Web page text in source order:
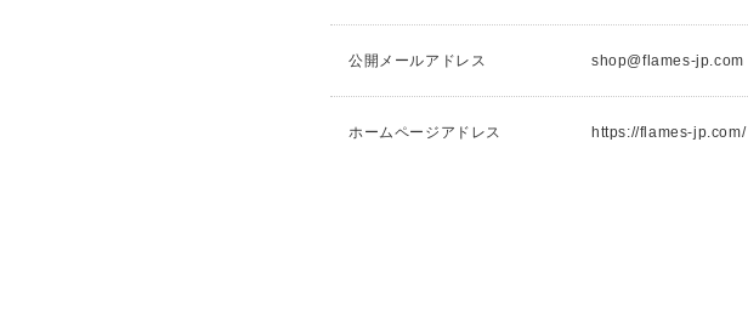
公開メールアドレス shop@flames-jp.com
ホームページアドレス https://flames-jp.com/